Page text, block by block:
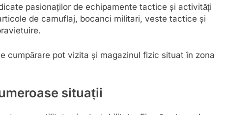
pasionaților de echipamente tactice și activități
de camuflaj, bocanci militari, veste tactice și
cumpărare pot vizita și magazinul fizic situat în zona
situații